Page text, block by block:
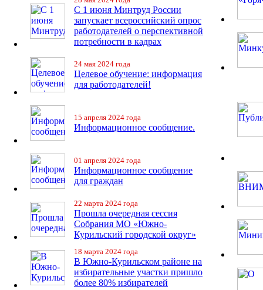
С 1 июня Минтруд России
запускает всероссийский опрос
работодателей о перспективной
потребности в кадрах
24 мая 2024 года
Целевое обучение: информация
для работодателей!
15 апреля 2024 года
Информационное сообщение.
01 апреля 2024 года
Информационное сообщение
для граждан
22 марта 2024 года
Прошла очередная сессия
Собрания МО «Южно-
Курильский городской округ»
18 марта 2024 года
В Южно-Курильском районе на
избирательные участки пришло
более 80% избирателей